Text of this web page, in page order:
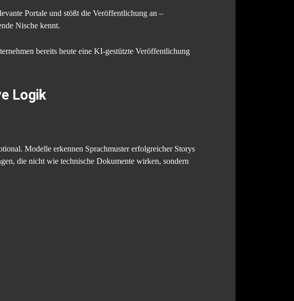
Portale und stößt die Veröffentlichung an –
Nische kennt.
bereits heute eine KI-gestützte Veröffentlichung
Logik
Modelle erkennen Sprachmuster erfolgreicher Storys
die nicht wie technische Dokumente wirken, sondern